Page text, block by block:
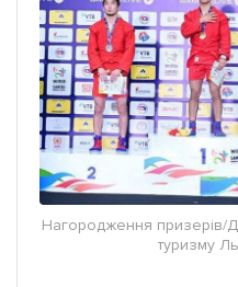
Нагородження призерів/
туризму